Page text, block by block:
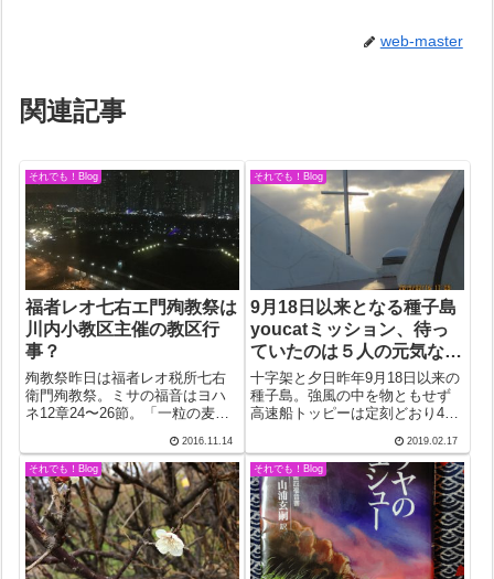
web-master
関連記事
それでも！Blog
福者レオ七右エ門殉教祭は
川内小教区主催の教区行
事？
殉教祭昨日は福者レオ税所七右
衛門殉教祭。ミサの福音はヨハ
ネ12章24〜26節。「一粒の麦
働者たちと暮らしながら聖書の
研究を続けるあの本田神父さん
の訳を手にとって驚いた。24節
の「一粒の麦が…」云々の部分
はいいとし...
2016.11.14
それでも！Blog
9月18日以来となる種子島
youcatミッション、待っ
ていたのは５人の元気な子
どもたちと大人が１０人ほ
ど
十字架と夕日昨年9月18日以来の
種子島。強風の中を物ともせず
高速船トッピーは定刻どおり4時
祭館2階のいつもの部屋に上がる
とお御堂の十字架の後ろの雲間
のまだ若い夕日が辺りを染め始
めていた。デジカメに数枚収め
た。な...
2019.02.17
それでも！Blog それでも！Blog